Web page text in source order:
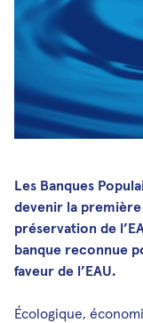
Médias et
Newsletters
Les Musicales de
Les Banques
devenir la
préservation de
banque reconnue
faveur de l’EAU.
Écologique,